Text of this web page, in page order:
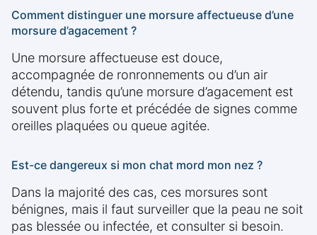
Comment distinguer une morsure affectueuse d’une
morsure d’agacement ?
Une morsure affectueuse est douce,
accompagnée de ronronnements ou d’un air
détendu, tandis qu’une morsure d’agacement est
souvent plus forte et précédée de signes comme
oreilles plaquées ou queue agitée.
Est-ce dangereux si mon chat mord mon nez ?
Dans la majorité des cas, ces morsures sont
bénignes, mais il faut surveiller que la peau ne soit
pas blessée ou infectée, et consulter si besoin.